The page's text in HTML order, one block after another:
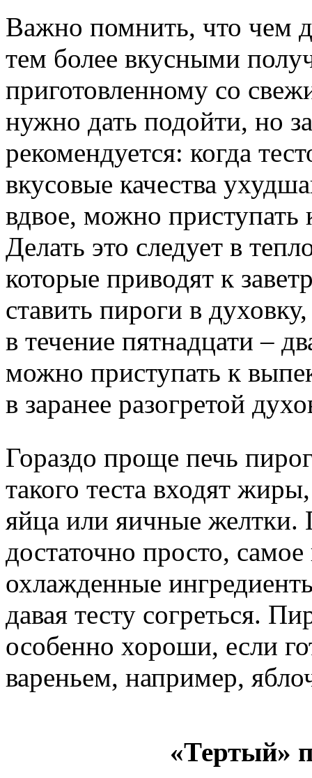
Важно помнить, что чем
тем более вкусными
приготовленному со
нужно дать подойти, но
рекомендуется: когда
вкусовые качества
вдвое, можно приступать
Делать это следует в
которые приводят к
ставить пироги в
в течение пятнадцати –
можно приступать к
в заранее разогретой
Гораздо проще печь
такого теста входят
яйца или яичные желтки.
достаточно просто, самое
охлажденные
давая тесту согреться.
особенно хороши, если
вареньем, например,
«Тертый»